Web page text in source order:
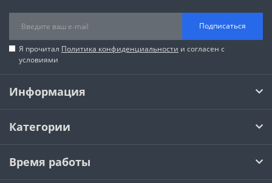
Подписаться
Я прочитал Политика конфиденциальности и согласен с
условиями
Информация
Категории
Время работы